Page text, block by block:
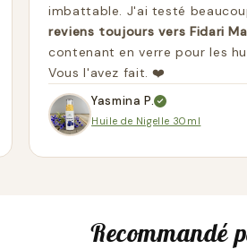
imbattable. J'ai testé
reviens toujours vers Fidari
contenant en verre pour les
Vous l'avez fait. ❤️
Yasmina P.
Huile de Nigelle 30ml
Recommandé